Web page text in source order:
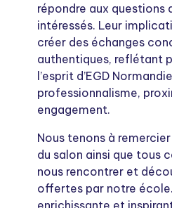
répondre aux questions
intéressés. Leur
créer des échanges
authentiques, reflétant
l’esprit d’EGD
professionnalisme,
engagement.
Nous tenons à
du salon ainsi que tous
nous rencontrer et
offertes par notre